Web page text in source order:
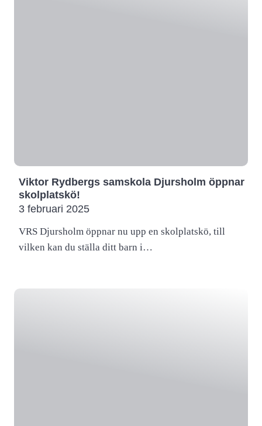
Viktor Rydbergs samskola Djursholm öppnar
skolplatskö!
3 februari 2025
VRS Djursholm öppnar nu upp en skolplatskö, till
vilken kan du ställa ditt barn i…